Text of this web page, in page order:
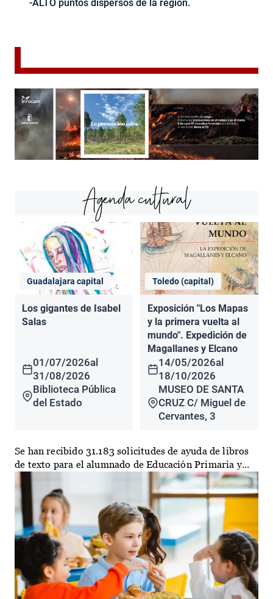
-ALTO puntos dispersos de la región.
Agenda cultural
Guadalajara capital
Los gigantes de Isabel
Salas
01/07/2026al
31/08/2026
Biblioteca Pública
del Estado
Toledo (capital)
Exposición "Los Mapas
y la primera vuelta al
mundo". Expedición de
Magallanes y Elcano
14/05/2026al
18/10/2026
MUSEO DE SANTA
CRUZ C/ Miguel de
Cervantes, 3
Se han recibido 31.183 solicitudes de ayuda de libros
de texto para el alumnado de Educación Primaria y...